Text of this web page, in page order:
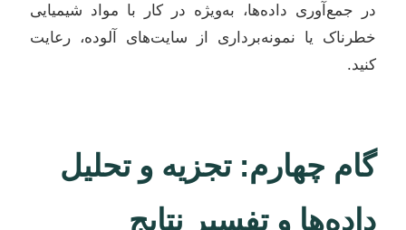
در جمع‌آوری داده‌ها، به‌ویژه در کار با مواد شیمیایی
خطرناک یا نمونه‌برداری از سایت‌های آلوده، رعایت
کنید.
گام چهارم: تجزیه و تحلیل
داده‌ها و تفسیر نتایج